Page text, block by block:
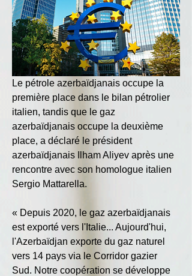
Le pétrole azerbaïdjanais occupe la
première place dans le bilan pétrolier
italien, tandis que le gaz
azerbaïdjanais occupe la deuxième
place, a déclaré le président
azerbaïdjanais Ilham Aliyev après une
rencontre avec son homologue italien
Sergio Mattarella.
« Depuis 2020, le gaz azerbaïdjanais
est exporté vers l'Italie... Aujourd'hui,
l'Azerbaïdjan exporte du gaz naturel
vers 14 pays via le Corridor gazier
Sud. Notre coopération se développe